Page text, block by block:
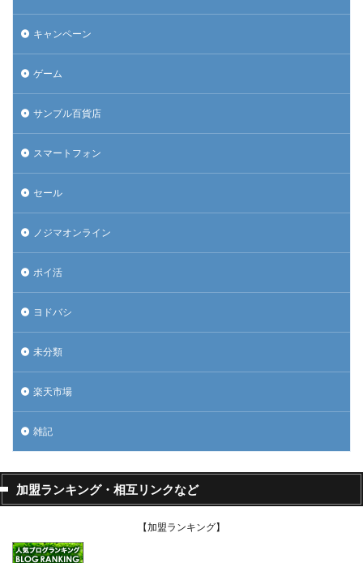
キャンペーン
ゲーム
サンプル百貨店
スマートフォン
セール
ノジマオンライン
ポイ活
ヨドバシ
未分類
楽天市場
雑記
加盟ランキング・相互リンクなど
【加盟ランキング】